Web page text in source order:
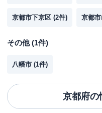
京都市下京区 (2件) 京都
その他(1件)
八幡市 (1件)
京都府の